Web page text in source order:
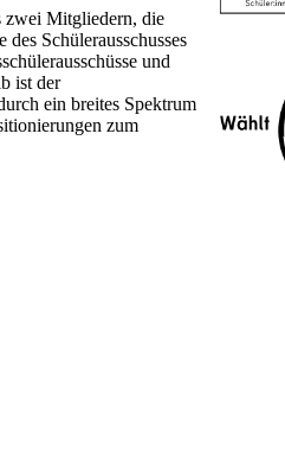
zwei Mitgliedern, die
Schülerausschusses
und
ist der
ein breites Spektrum
zum